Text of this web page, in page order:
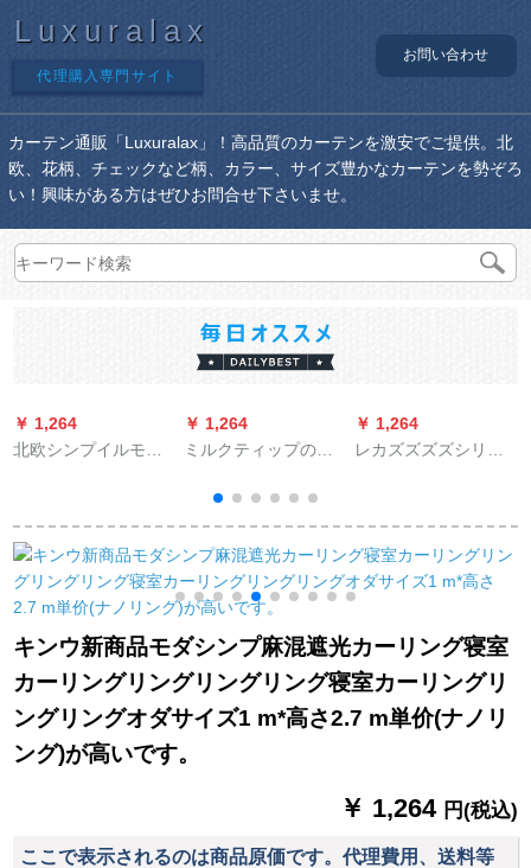
Luxuralax
代理購入専門サイト
お問い合わせ
カーテン通販「Luxuralax」！高品質のカーテンを激安でご提供。北
欧、花柄、チェックなど柄、カラー、サイズ豊かなカーテンを勢ぞろ
い！興味がある方はぜひお問合せ下さいませ。
￥ 1,264
北欧シンプイルモダ
ーディィン二重ガゼ
ル一体星の布
￥ 1,264
ミルクティップのレ
レンレンレンレンレ
ンレンテーン布テン
ンンンキャンパー布
芸のレインカーンン
ンン油煙断熱カーン
テーテンンンンンハ
イ80枚*140 cm高対
先頭部連打棒
￥ 1,264
レカズズズズシリズ
窓寝室出窓白纱2.5メ
トル幅*2.7メテルテル
トシク一枚
キンウ新商品モダシンプ麻混遮光カーリング寝室
カーリングリングリングリング寝室カーリングリ
ングリングオダサイズ1 m*高さ2.7 m単价(ナノリ
ング)が高いです。
￥ 1,264 円(税込)
ここで表示されるのは商品原価です。代理費用、送料等